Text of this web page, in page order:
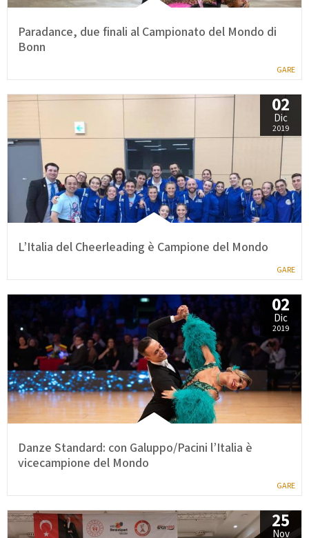
GARE
Paradance, due finali al Campionato del Mondo di
Bonn
GARE
02
Dic
2019
L’Italia del Cheerleading è Campione del Mondo
GARE
02
Dic
2019
Danze Standard: con Galuppo/Pacini l’Italia è
vicecampione del Mondo
25
Nov